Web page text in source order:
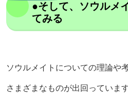
●そして、ソウルメ
てみる
ソウルメイトについての理論や
さまざまなものが出回っています